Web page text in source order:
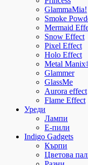
GlammaMia!
Smoke
Mermaid
Snow Effect
Pixel Effect
Holo Effect
Metal
Glammer
GlassMe
Aurora effect
Flame Effect
Уреди
Лампи
E-пили
Indigo Gadgets
Кърпи
Цветова